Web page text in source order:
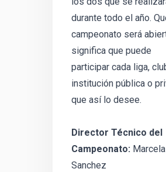
durante todo el año.
campeonato será
significa que puede
participar cada liga,
institución pública o
que así lo desee.
Director Técnico del
Campeonato: Marcela
Sanchez